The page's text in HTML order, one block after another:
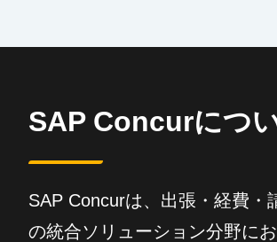
SAP Concurにつ
SAP Concurは、出張・経費・
の統合ソリューション分野に